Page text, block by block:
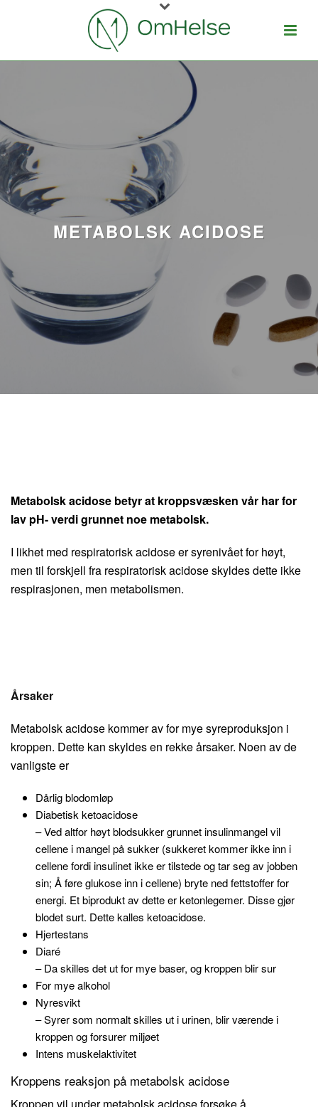
METABOLSK ACIDOSE
Metabolsk acidose betyr at kroppsvæsken vår har for
lav pH- verdi grunnet noe metabolsk.
I likhet med respiratorisk acidose er syrenivået for høyt,
men til forskjell fra respiratorisk acidose skyldes dette ikke
respirasjonen, men metabolismen.
Årsaker
Metabolsk acidose kommer av for mye syreproduksjon i
kroppen. Dette kan skyldes en rekke årsaker. Noen av de
vanligste er
Dårlig blodomløp
Diabetisk ketoacidose
– Ved altfor høyt blodsukker grunnet insulinmangel vil
cellene i mangel på sukker (sukkeret kommer ikke inn i
cellene fordi insulinet ikke er tilstede og tar seg av jobben
sin; Å føre glukose inn i cellene) bryte ned fettstoffer for
energi. Et biprodukt av dette er ketonlegemer. Disse gjør
blodet surt. Dette kalles ketoacidose.
Hjertestans
Diaré
– Da skilles det ut for mye baser, og kroppen blir sur
For mye alkohol
Nyresvikt
– Syrer som normalt skilles ut i urinen, blir værende i
kroppen og forsurer miljøet
Intens muskelaktivitet
Kroppens reaksjon på metabolsk acidose